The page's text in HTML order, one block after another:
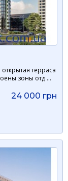
терраса
зоны отд …
24 000 грн